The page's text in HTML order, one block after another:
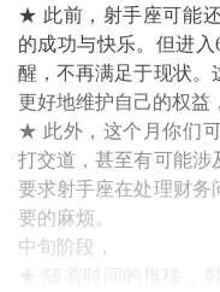
★ 此前，射手座可能
的成功与快乐。但进
醒，不再满足于现状。
更好地维护自己的权益
★ 此外，这个月你们
打交道，甚至有可能涉
要求射手座在处理财务
要的麻烦。
中旬阶段，
★ 随着时间的推移，